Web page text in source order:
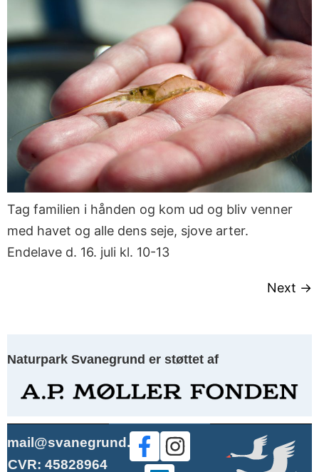
Tag familien i hånden og kom ud og bliv venner
med havet og alle dens seje, sjove arter.
Endelave d. 16. juli kl. 10-13
Next →
Naturpark Svanegrund er støttet af
mail@svanegrund.dk
CVR: 45828964